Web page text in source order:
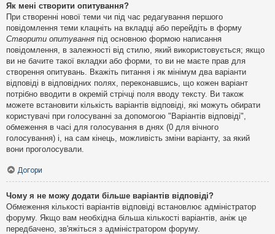
Як мені створити опитування?
При створенні нової теми чи під час редагування першого
повідомлення теми клацніть на вкладці або перейдіть в форму
Створити опитування під основною формою написання
повідомлення, в залежності від стилю, який використовується; якщо
ви не бачите такої вкладки або форми, то ви не маєте прав для
створення опитувань. Вкажіть питання і як мінімум два варіанти
відповіді в відповідних полях, переконавшись, що кожен варіант
потрібно вводити в окремій стрічці поля вводу тексту. Ви також
можете встановити кількість варіантів відповіді, які можуть обирати
користувачі при голосуванні за допомогою "Варіантів відповіді",
обмеження в часі для голосування в днях (0 для вічного
голосування) і, на сам кінець, можливість зміни варіанту, за який
вони проголосували.
Догори
Чому я не можу додати більше варіантів відповіді?
Обмеження кількості варіантів відповіді встановлює адміністратор
форуму. Якщо вам необхідна більша кількості варіантів, аніж це
передбачено, зв'яжіться з адміністратором форуму.